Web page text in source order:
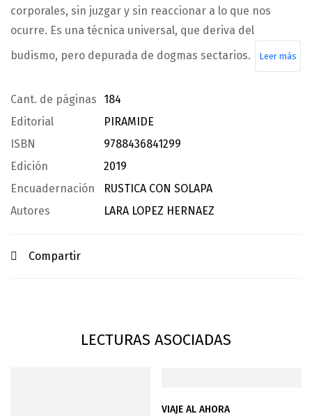
corporales, sin juzgar y sin reaccionar a lo que nos
ocurre. Es una técnica universal, que deriva del
budismo, pero depurada de dogmas sectarios.
Leer más
Cant. de páginas
184
Editorial
PIRAMIDE
ISBN
9788436841299
Edición
2019
Encuadernación
RUSTICA CON SOLAPA
Autores
LARA LOPEZ HERNAEZ
Compartir
LECTURAS ASOCIADAS
VIAJE AL AHORA